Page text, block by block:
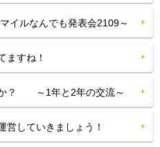
ルなんでも発表会2109～
ますね！
か？ ～1年と2年の交流～
営していきましょう！